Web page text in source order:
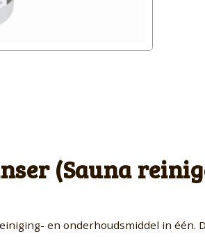
(Sauna
en onderhoudsmiddel in